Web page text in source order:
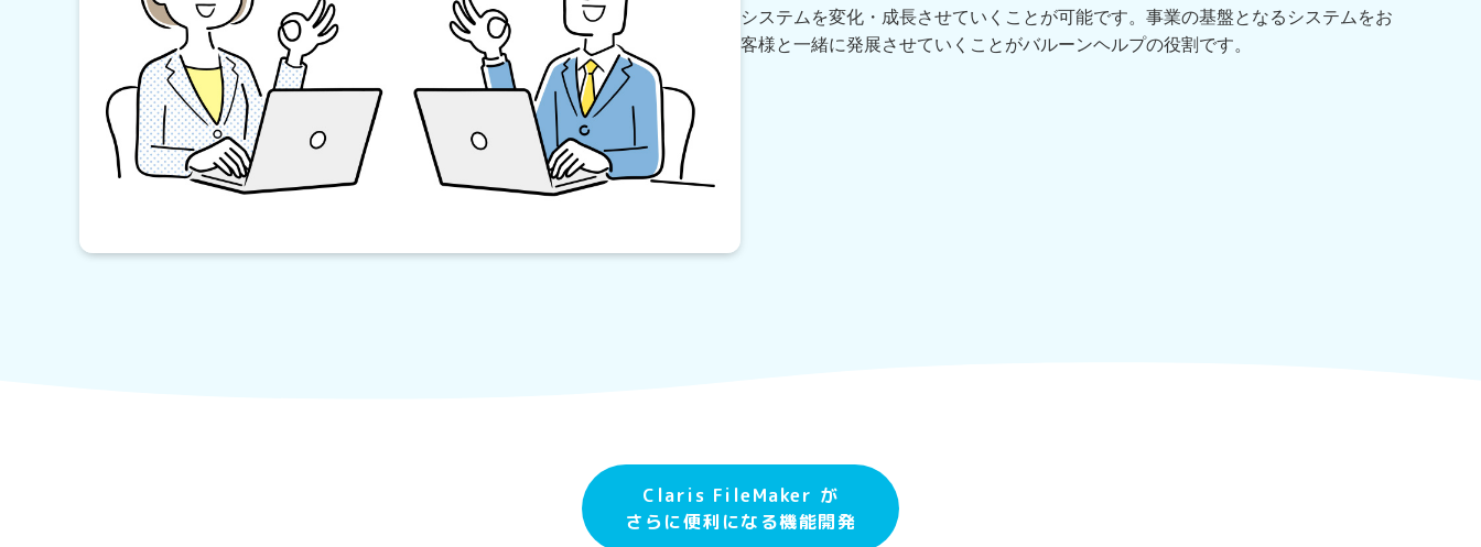
システムを変化・成長させていくことが可能です。事業の基盤となるシステムをお
客様と一緒に発展させていくことがバルーンヘルプの役割です。
Claris FileMaker が
さらに便利になる機能開発